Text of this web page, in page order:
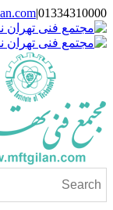
Skip
to
content
01334310000
|
Instagram
LinkedIn